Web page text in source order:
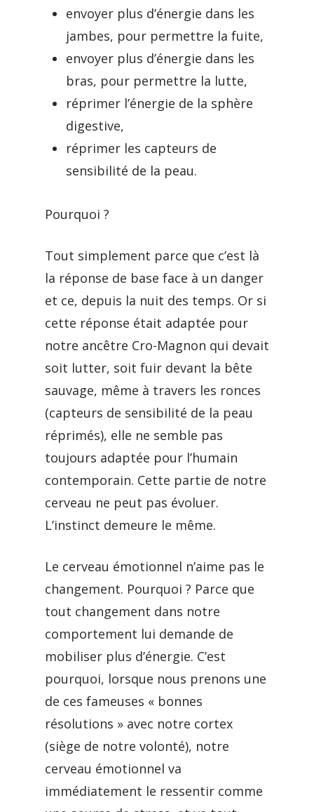
envoyer plus d’énergie dans les
jambes, pour permettre la fuite,
envoyer plus d’énergie dans les
bras, pour permettre la lutte,
réprimer l’énergie de la sphère
digestive,
réprimer les capteurs de
sensibilité de la peau.
Pourquoi ?
Tout simplement parce que c’est là
la réponse de base face à un danger
et ce, depuis la nuit des temps. Or si
cette réponse était adaptée pour
notre ancêtre Cro-Magnon qui devait
soit lutter, soit fuir devant la bête
sauvage, même à travers les ronces
(capteurs de sensibilité de la peau
réprimés), elle ne semble pas
toujours adaptée pour l’humain
contemporain. Cette partie de notre
cerveau ne peut pas évoluer.
L’instinct demeure le même.
Le cerveau émotionnel n’aime pas le
changement. Pourquoi ? Parce que
tout changement dans notre
comportement lui demande de
mobiliser plus d’énergie. C’est
pourquoi, lorsque nous prenons une
de ces fameuses « bonnes
résolutions » avec notre cortex
(siège de notre volonté), notre
cerveau émotionnel va
immédiatement le ressentir comme